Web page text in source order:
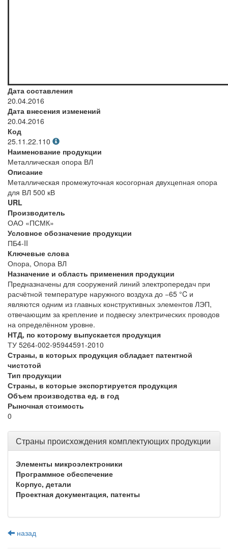
Дата составления
20.04.2016
Дата внесения изменений
20.04.2016
Код
25.11.22.110
Наименование продукции
Металлическая опора ВЛ
Описание
Металлическая промежуточная косогорная двухцепная опора
для ВЛ 500 кВ
URL
Производитель
ОАО «ПСМК»
Условное обозначение продукции
ПБ4-II
Ключевые слова
Опора, Опора ВЛ
Назначение и область применения продукции
Предназначены для сооружений линий электропередач при
расчётной температуре наружного воздуха до −65 °C и
являются одним из главных конструктивных элементов ЛЭП,
отвечающим за крепление и подвеску электрических проводов
на определённом уровне.
НТД, по которому выпускается продукция
ТУ 5264-002-95944591-2010
Страны, в которых продукция обладает патентной
чистотой
Тип продукции
Страны, в которые экспортируется продукция
Объем производства ед. в год
Рыночная стоимость
0
Страны происхождения комплектующих продукции
Элементы микроэлектроники
Программное обеспечение
Корпус, детали
Проектная документация, патенты
назад